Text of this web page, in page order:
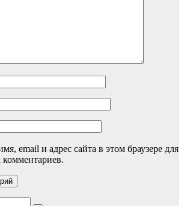
email и адрес сайта в этом браузере для